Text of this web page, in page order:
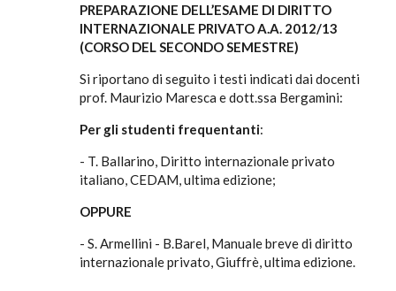
PREPARAZIONE DELL’ESAME DI DIRITTO
INTERNAZIONALE PRIVATO A.A. 2012/13
(CORSO DEL SECONDO SEMESTRE)
Si riportano di seguito i testi indicati dai docenti
prof. Maurizio Maresca e dott.ssa Bergamini:
Per gli studenti frequentanti:
- T. Ballarino, Diritto internazionale privato
italiano, CEDAM, ultima edizione;
OPPURE
- S. Armellini - B.Barel, Manuale breve di diritto
internazionale privato, Giuffrè, ultima edizione.